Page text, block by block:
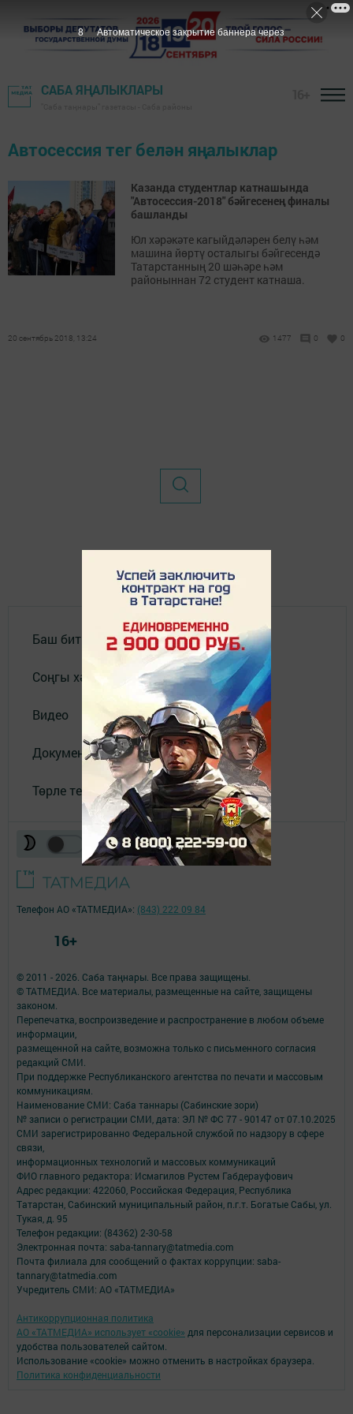
САБА ЯҢАЛЫКЛАРЫ
Автосессия тег белән яңалыклар
Казанда студентлар катнашында
"Автосессия-2018" бәйгесенең финалы
башланды
Юл хәрәкәте кагыйдәләрен белү һәм
машина йөртү осталыгы бәйгесендә
Татарстанның 20 шәһәре һәм
районыннан 72 студент катнаша.
20 сентябрь 2018, 13:24 1477 0 0
Баш бит
Соңгы хәбәрләр
Видео
Документлар
Төрле темалар
© 2011 - 2026. Саба таңнары. Все права защищены.
© ТАТМЕДИА. Все материалы, размещенные на сайте, защищены
законом.
Перепечатка, воспроизведение и распространение в любом объеме
информации,
размещенной на сайте, возможна только с письменного согласия
редакций СМИ.
При поддержке Республиканского агентства по печати и массовым
коммуникациям.
Наименование СМИ: Саба таннары (Сабинские зори)
№ записи о регистрации СМИ, дата: ЭЛ № ФС 77 - 90147 от 07.10.2025
СМИ зарегистрированно Федеральной службой по надзору в сфере
связи,
информационных технологий и массовых коммуникаций
ФИО главного редактора: Исмагилов Рустем Габдерауфович
Адрес редакции: 422060, Российская Федерация, Республика
Татарстан, Сабинский муниципальный район, п.г.т. Богатые Сабы, ул.
Тукая, д. 95
Телефон редакции: (84362) 2-30-58
Электронная почта: saba-tannary@tatmedia.com
Почта филиала для сообщений о фактах коррупции: saba-
tannary@tatmedia.com
Учредитель СМИ: АО «ТАТМЕДИА»
Антикоррупционная политика
АО «ТАТМЕДИА» использует «cookie» для персонализации сервисов и
удобства пользователей сайтом.
Использование «cookie» можно отменить в настройках браузера.
Политика конфиденциальности
Телефон АО «ТАТМЕДИА»: (843) 222 09 84
16+
7 Автоматическое закрытие баннера через